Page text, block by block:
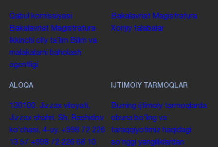
Qabul komissiyasi
Bakalavriat Magistratura
Ikkinchi oliy taʼlim Bilim va
malakalarni baholash
agentligi
Bakalavriat Magistratura
Xorijiy talabalar
ALOQA
130100. Jizzax viloyati,
Jizzax shahri, Sh. Rashidov
koʻchasi, 4-uy. +998 72 226
13 57 +998 72 226 68 10
IJTIMOIY TARMOQLAR
Bizning ijtimoiy tarmoqlarda
obuna boʻling va
taraqqiyotimiz haqidagi
soʻnggi yangiliklardan